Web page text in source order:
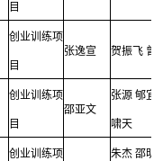
目
创业训练项
目
张逸宣 贺振飞 曾
创业训练项
目
邵亚文
张源 郇宜
啸天
创业训练项 朱杰 邵明